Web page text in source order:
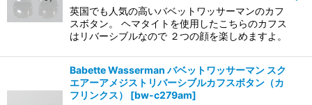
英国でも人気の高いバベットワッサーマンのカフ
スボタン。 ヘマタイトを使用したこちらのカフス
はリバーシブルなので ２つの顔を楽しめますよ。
Babette Wasserman バベットワッサーマン スク
エアーアメジストリバーシブルカフスボタン（カ
フリンクス）
[bw-c279am]